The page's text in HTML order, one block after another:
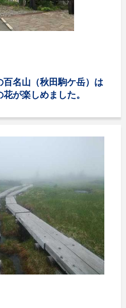
名山（秋田駒ケ岳）は
が楽しめました。